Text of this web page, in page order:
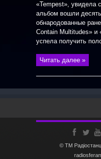
«Tempest», увидела
альбом вошли
обнародованные
Contain Multitudes» и
успела получить
Читать далее »
© ТМ